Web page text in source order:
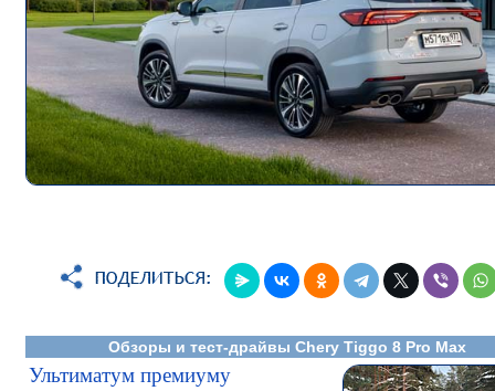
Обзоры и тест-драйвы Chery Tiggo 8 Pro Max
Ультиматум премиуму